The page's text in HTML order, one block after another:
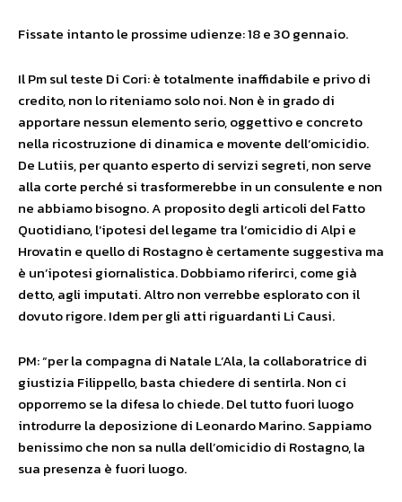
Fissate intanto le prossime udienze: 18 e 30 gennaio.
Il Pm sul teste Di Cori: è totalmente inaffidabile e privo di
credito, non lo riteniamo solo noi. Non è in grado di
apportare nessun elemento serio, oggettivo e concreto
nella ricostruzione di dinamica e movente dell’omicidio.
De Lutiis, per quanto esperto di servizi segreti, non serve
alla corte perché si trasformerebbe in un consulente e non
ne abbiamo bisogno. A proposito degli articoli del Fatto
Quotidiano, l’ipotesi del legame tra l’omicidio di Alpi e
Hrovatin e quello di Rostagno è certamente suggestiva ma
è un’ipotesi giornalistica. Dobbiamo riferirci, come già
detto, agli imputati. Altro non verrebbe esplorato con il
dovuto rigore. Idem per gli atti riguardanti Li Causi.
PM: “per la compagna di Natale L’Ala, la collaboratrice di
giustizia Filippello, basta chiedere di sentirla. Non ci
opporremo se la difesa lo chiede. Del tutto fuori luogo
introdurre la deposizione di Leonardo Marino. Sappiamo
benissimo che non sa nulla dell’omicidio di Rostagno, la
sua presenza è fuori luogo.